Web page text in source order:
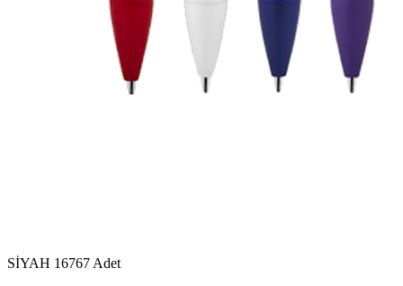
SİYAH 16767 Adet